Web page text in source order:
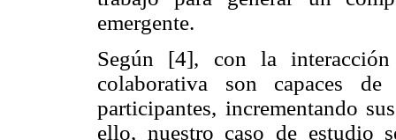
emergente.
Según [4], con la
colaborativa son capaces
participantes, incrementando
ello, nuestro caso de estudio